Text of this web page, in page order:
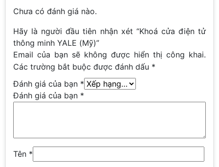
Chưa có đánh giá nào.
Hãy là người đầu tiên nhận xét “Khoá cửa điện tử
thông minh YALE (Mỹ)”
Email của bạn sẽ không được hiển thị công khai.
Các trường bắt buộc được đánh dấu *
Đánh giá của bạn *
Đánh giá của bạn *
Tên *